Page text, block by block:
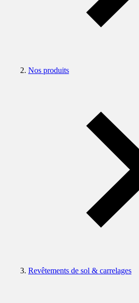
Nos produits
Revêtements de sol & carrelages